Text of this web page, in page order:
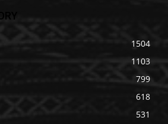
1504
1103
799
618
531